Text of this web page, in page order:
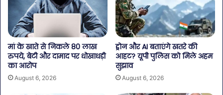
मां के खाते से निकले 80 लाख
रुपये, बेटी और दामाद पर धोखाधड़ी
का आरोप
August 6, 2026
ड्रोन और AI बताएंगे खतरे की
आहट? यूपी पुलिस को मिले अहम
सुझाव
August 6, 2026